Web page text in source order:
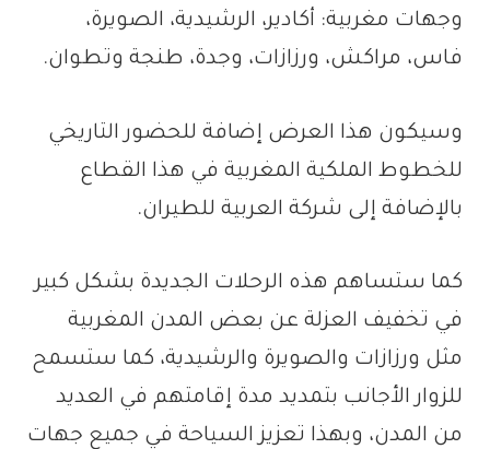
وجهات مغربية: أكادير، الرشيدية، الصويرة،
فاس، مراكش، ورزازات، وجدة، طنجة وتطوان.
وسيكون هذا العرض إضافة للحضور التاريخي
للخطوط الملكية المغربية في هذا القطاع
بالإضافة إلى شركة العربية للطيران.
كما ستساهم هذه الرحلات الجديدة بشكل كبير
في تخفيف العزلة عن بعض المدن المغربية
مثل ورزازات والصويرة والرشيدية، كما ستسمح
للزوار الأجانب بتمديد مدة إقامتهم في العديد
من المدن، وبهذا تعزيز السياحة في جميع جهات